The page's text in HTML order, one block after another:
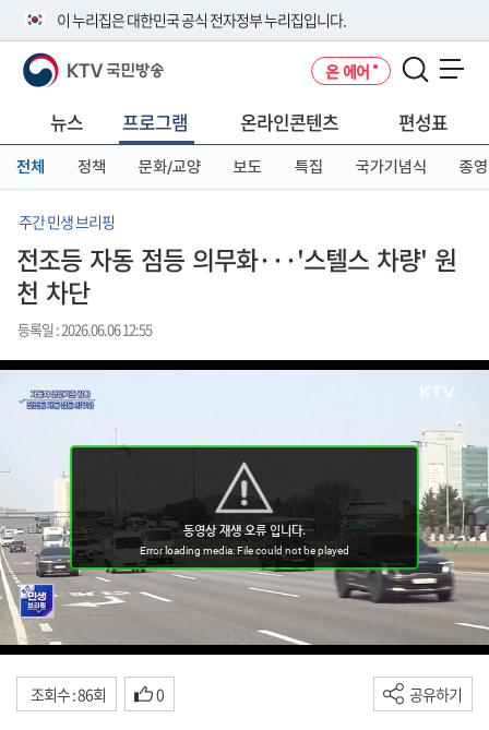
이 누리집은 대한민국 공식 전자정부 누리집입니다.
공식 누리집 주소 확인하기
니다.
이밖에 or.kr 또는 .kr등 다른 도메인 주소를 사용하고 있다면 아래 URL에
서 도메인 주소를 확인해 보세요
KTV 국민방송 온 에어
뉴스 프로그램 온라인콘텐츠 편성표
전체 정책 문화/교양 보도 특집 국가기념식 종영
주간 민생 브리핑
전조등 자동 점등 의무화···'스텔스 차량' 원
천 차단
등록일 : 2026.06.06 12:55
조회수 : 86회 0 공유하기